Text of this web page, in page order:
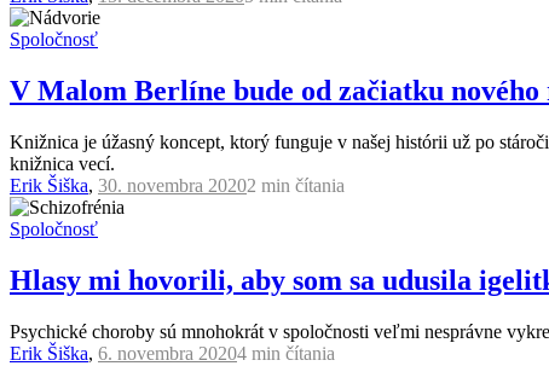
Spoločnosť
V Malom Berlíne bude od začiatku
Knižnica je úžasný koncept, ktorý funguje v našej histórii už po
knižnica vecí.
Erik Šiška, 30. novembra 20202 min čítania
Spoločnosť
Hlasy mi hovorili, aby som sa udusila
Psychické choroby sú mnohokrát v spoločnosti veľmi nesprávne
Erik Šiška, 6. novembra 20204 min čítania